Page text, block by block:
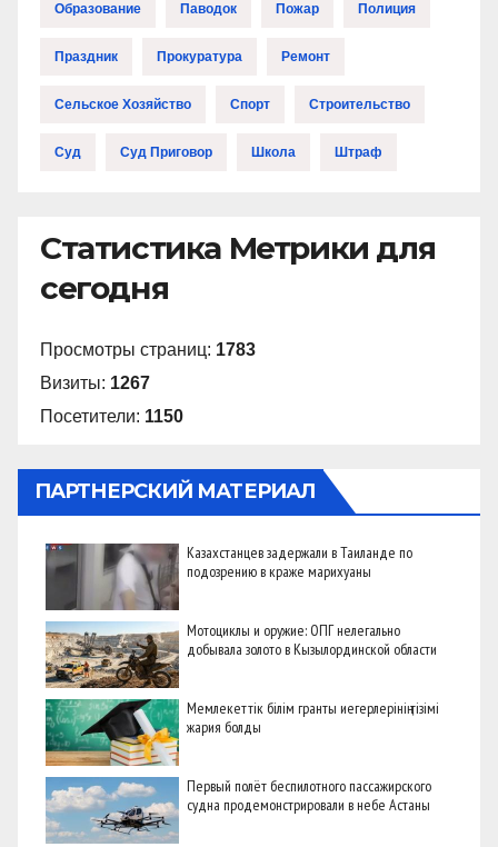
Образование Паводок Пожар Полиция
Праздник Прокуратура Ремонт
Сельское Хозяйство Спорт Строительство
Суд Суд Приговор Школа Штраф
Статистика Метрики для
сегодня
Просмотры страниц: 1783
Визиты: 1267
Посетители: 1150
ПАРТНЕРСКИЙ МАТЕРИАЛ
Казахстанцев задержали в Таиланде по
подозрению в краже марихуаны
Мотоциклы и оружие: ОПГ нелегально
добывала золото в Кызылординской области
Мемлекеттік білім гранты иегерлерінің тізімі
жария болды
Первый полёт беспилотного пассажирского
судна продемонстрировали в небе Астаны